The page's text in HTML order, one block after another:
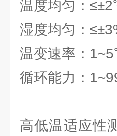
温度均匀：
湿度均匀：
温变速率：
循环能力：
高低温适应性